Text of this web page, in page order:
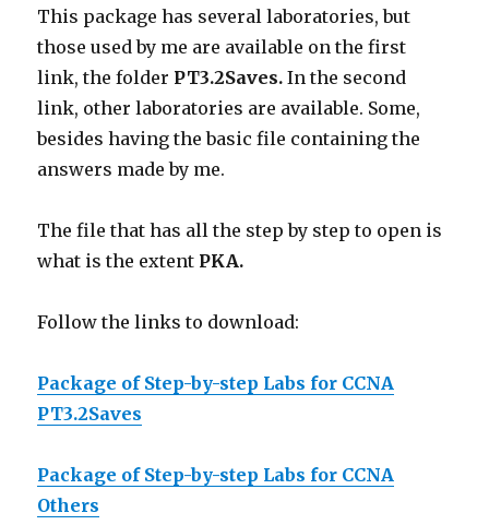
This package has several laboratories, but
those used by me are available on the first
link, the folder PT3.2Saves. In the second
link, other laboratories are available. Some,
besides having the basic file containing the
answers made by me.
The file that has all the step by step to open is
what is the extent PKA.
Follow the links to download:
Package of Step-by-step Labs for CCNA
PT3.2Saves
Package of Step-by-step Labs for CCNA
Others